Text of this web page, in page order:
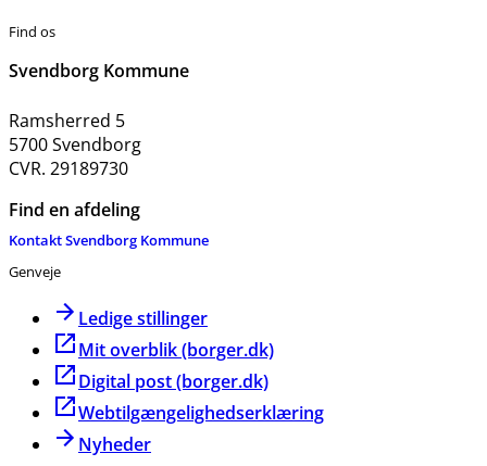
Find os
Svendborg Kommune
Ramsherred 5
5700 Svendborg
CVR. 29189730
Find en afdeling
Kontakt Svendborg Kommune
Genveje
Ledige stillinger
Mit overblik (borger.dk)
Digital post (borger.dk)
Webtilgængelighedserklæring
Nyheder